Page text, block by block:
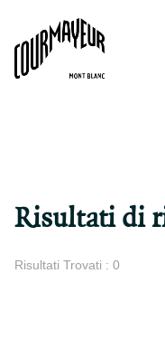
Risultati di
Risultati Trovati : 0